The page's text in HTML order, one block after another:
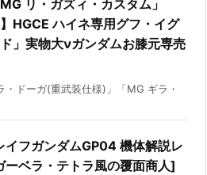
リ・ガズィ・カスタム」
】HGCE ハイネ専用グフ・イグ
」実物大νガンダムお膝元専売
・ドーガ(重武装仕様)」「MG ギラ・
イフガンダムGP04 機体解説レ
ーベラ・テトラ風の覆面商人]